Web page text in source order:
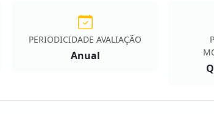
PERIODICIDADE AVALIAÇÃO
Anual